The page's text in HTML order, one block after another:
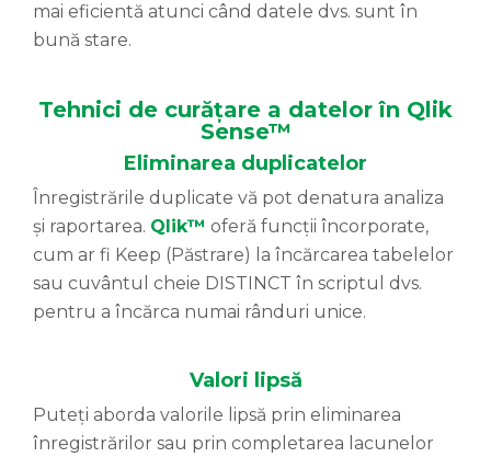
mai eficientă atunci când datele dvs. sunt în
bună stare.
Tehnici de curățare a datelor în Qlik
Sense™
Eliminarea duplicatelor
Înregistrările duplicate vă pot denatura analiza
și raportarea. Qlik™ oferă funcții încorporate,
cum ar fi Keep (Păstrare) la încărcarea tabelelor
sau cuvântul cheie DISTINCT în scriptul dvs.
pentru a încărca numai rânduri unice.
Valori lipsă
Puteți aborda valorile lipsă prin eliminarea
înregistrărilor sau prin completarea lacunelor